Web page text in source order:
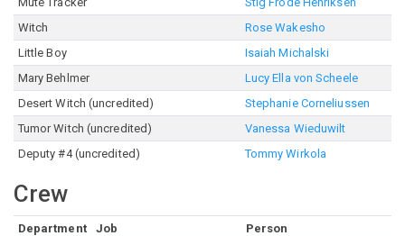
Witch
Rose Wakesho
Little Boy
Isaiah Michalski
Mary Behlmer
Lucy Ella von Scheele
Desert Witch (uncredited)
Stephanie Corneliussen
Tumor Witch (uncredited)
Vanessa Wieduwilt
Deputy #4 (uncredited)
Tommy Wirkola
Crew
Department Job
Person